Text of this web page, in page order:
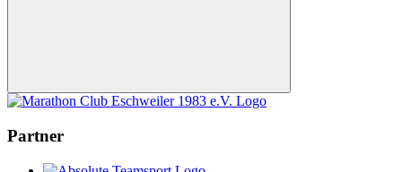
Nach
oben
Partner